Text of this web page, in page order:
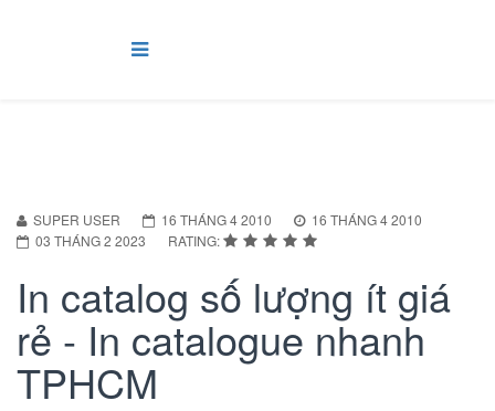
SUPER USER 16 THÁNG 4 2010
16 THÁNG 4 2010
03 THÁNG 2 2023
RATING:
In catalog số lượng ít giá
rẻ - In catalogue nhanh
TPHCM